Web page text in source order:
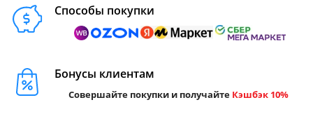
Способы покупки
Бонусы клиентам
Совершайте покупки и получайте Кэшбэк 10%